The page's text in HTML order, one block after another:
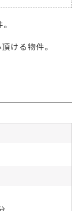
ける物件。